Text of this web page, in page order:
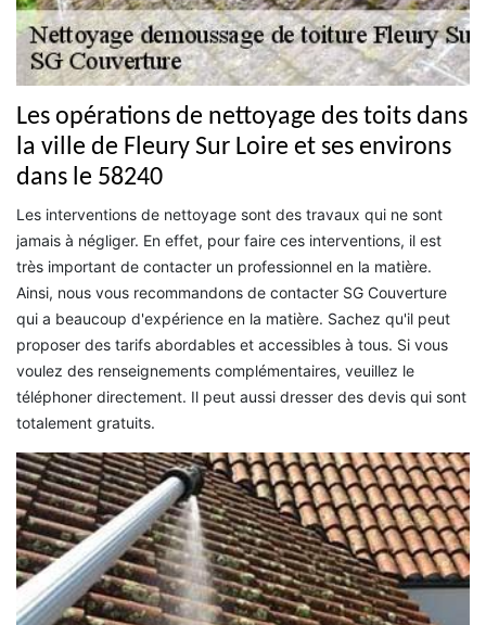
Les opérations de nettoyage des toits dans
la ville de Fleury Sur Loire et ses environs
dans le 58240
Les interventions de nettoyage sont des travaux qui ne sont
jamais à négliger. En effet, pour faire ces interventions, il est
très important de contacter un professionnel en la matière.
Ainsi, nous vous recommandons de contacter SG Couverture
qui a beaucoup d'expérience en la matière. Sachez qu'il peut
proposer des tarifs abordables et accessibles à tous. Si vous
voulez des renseignements complémentaires, veuillez le
téléphoner directement. Il peut aussi dresser des devis qui sont
totalement gratuits.